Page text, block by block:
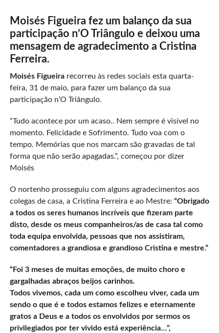
Moisés Figueira fez um balanço da sua
participação n’O Triângulo e deixou uma
mensagem de agradecimento a Cristina
Ferreira.
Moisés Figueirarecorreu às redes sociais esta quarta-
feira, 31 de maio, para fazer um balanço da sua
participação n’O Triângulo.
“Tudo acontece por um acaso.. Nem sempre é visível no
momento. Felicidade e Sofrimento. Tudo voa com o
tempo. Memórias que nos marcam são gravadas de tal
forma que não serão apagadas.”, começou por dizer
Moisés
O nortenho prosseguiu com alguns agradecimentos aos
colegas de casa, a Cristina Ferreira e ao Mestre: “Obrigado
a todos os seres humanos incríveis que fizeram parte
disto, desde os meus companheiros/as de casa tal como
toda equipa envolvida, pessoas que nos assistiram,
comentadores a grandiosa e grandioso Cristina e mestre.”
“Foi 3 meses de muitas emoções, de muito choro e
gargalhadas abraços beijos carinhos.
Todos vivemos, cada um como escolheu viver, cada um
sendo o que é e todos estamos felizes e eternamente
gratos a Deus e a todos os envolvidos por sermos os
privilegiados por ter vivido está experiência…”,